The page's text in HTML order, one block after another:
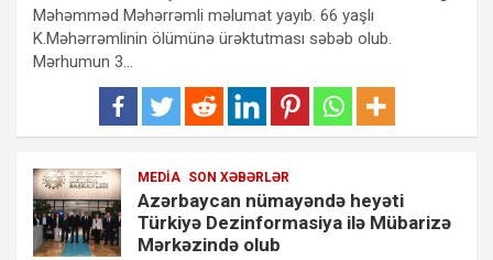
Məhəmməd Məhərrəmli məlumat yayıb. 66 yaşlı
K.Məhərrəmlinin ölümünə ürəktutması səbəb olub.
Mərhumun 3…
MEDIA SON XƏBƏRLƏR
Azərbaycan nümayəndə heyəti
Türkiyə Dezinformasiya ilə Mübarizə
Mərkəzində olub